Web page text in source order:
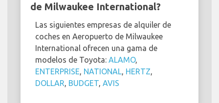
de Milwaukee International?
Las siguientes empresas de alquiler de
coches en Aeropuerto de Milwaukee
International ofrecen una gama de
modelos de Toyota: ALAMO,
ENTERPRISE NATIONAL HERTZ
DOLLAR BUDGET AVIS